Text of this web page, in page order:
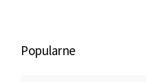
Popularne